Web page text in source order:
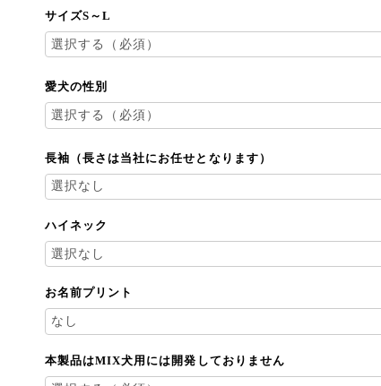
サイズS～L
愛犬の性別
長袖（長さは当社にお任せとなります）
ハイネック
お名前プリント
本製品はMIX犬用には開発しておりません